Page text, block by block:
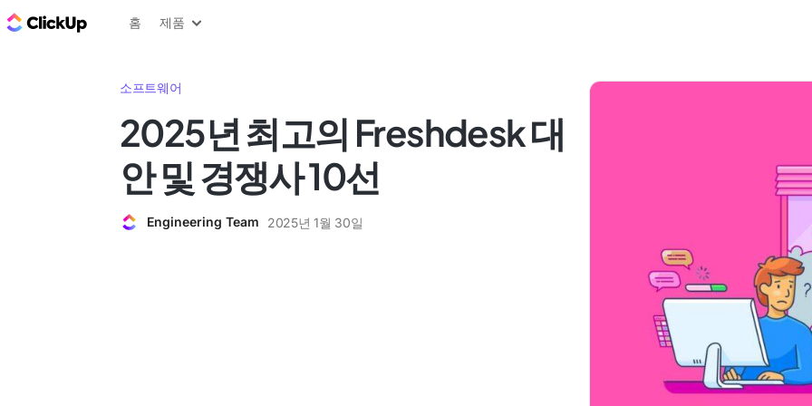
ClickUp 블로그
홈 제품
소프트웨어
2025년 최고의 Freshdesk 대
안 및 경쟁사 10선
Engineering Team 2025년 1월 30일